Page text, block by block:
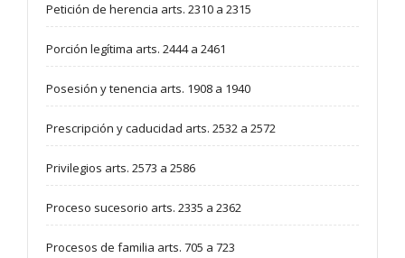
Petición de herencia arts. 2310 a 2315
Porción legítima arts. 2444 a 2461
Posesión y tenencia arts. 1908 a 1940
Prescripción y caducidad arts. 2532 a 2572
Privilegios arts. 2573 a 2586
Proceso sucesorio arts. 2335 a 2362
Procesos de familia arts. 705 a 723